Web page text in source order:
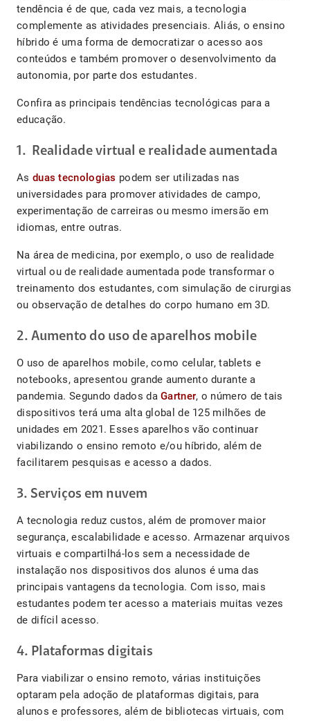
tendência é de que, cada vez mais, a tecnologia
complemente as atividades presenciais. Aliás, o ensino
híbrido é uma forma de democratizar o acesso aos
conteúdos e também promover o desenvolvimento da
autonomia, por parte dos estudantes.
Confira as principais tendências tecnológicas para a
educação.
1. Realidade virtual e realidade aumentada
As duas tecnologias podem ser utilizadas nas
universidades para promover atividades de campo,
experimentação de carreiras ou mesmo imersão em
idiomas, entre outras.
Na área de medicina, por exemplo, o uso de realidade
virtual ou de realidade aumentada pode transformar o
treinamento dos estudantes, com simulação de cirurgias
ou observação de detalhes do corpo humano em 3D.
2. Aumento do uso de aparelhos mobile
O uso de aparelhos mobile, como celular, tablets e
notebooks, apresentou grande aumento durante a
pandemia. Segundo dados daGartner, o número de tais
dispositivos terá uma alta global de 125 milhões de
unidades em 2021. Esses aparelhos vão continuar
viabilizando o ensino remoto e/ou híbrido, além de
facilitarem pesquisas e acesso a dados.
3. Serviços em nuvem
A tecnologia reduz custos, além de promover maior
segurança, escalabilidade e acesso. Armazenar arquivos
virtuais e compartilhá-los sem a necessidade de
instalação nos dispositivos dos alunos é uma das
principais vantagens da tecnologia. Com isso, mais
estudantes podem ter acesso a materiais muitas vezes
de difícil acesso.
4. Plataformas digitais
Para viabilizar o ensino remoto, várias instituições
optaram pela adoção de plataformas digitais, para
alunos e professores, além de bibliotecas virtuais, com